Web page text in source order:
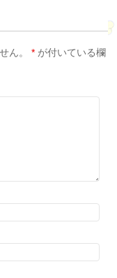
ん。 * が付いている欄